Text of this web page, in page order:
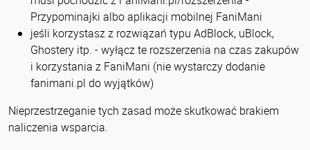
Przypominajki albo aplikacji mobilnej FaniMani
jeśli korzystasz z rozwiązań typu AdBlock, uBlock,
Ghostery itp. - wyłącz te rozszerzenia na czas zakupów
i korzystania z FaniMani (nie wystarczy dodanie
fanimani.pl do wyjątków)
Nieprzestrzeganie tych zasad może skutkować brakiem
naliczenia wsparcia.